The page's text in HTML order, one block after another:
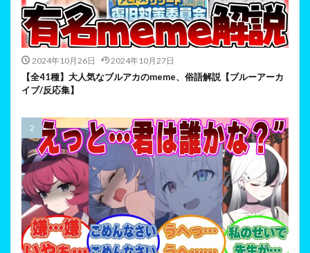
2024年10月26日 2024年10月27日
【全41種】大人気なブルアカのmeme、俗語解説【ブルーアーカ
イブ/反応集】